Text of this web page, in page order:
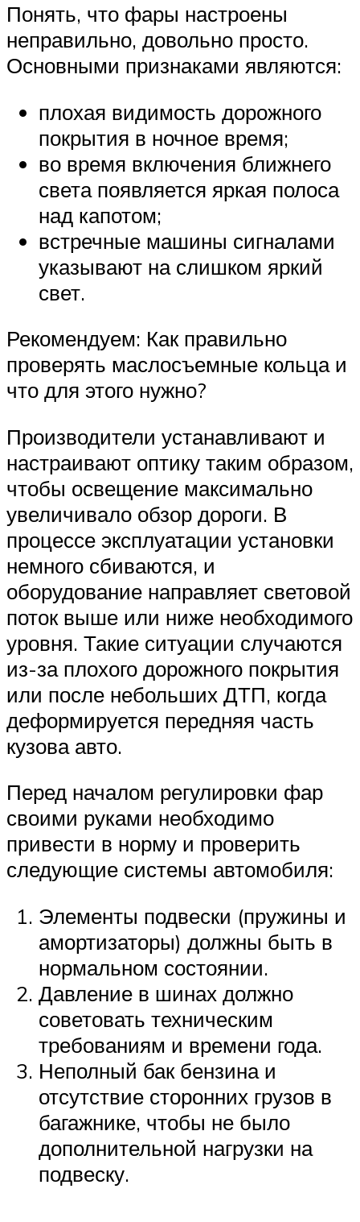
Понять, что фары настроены
неправильно, довольно просто.
Основными признаками являются:
плохая видимость дорожного
покрытия в ночное время;
во время включения ближнего
света появляется яркая полоса
над капотом;
встречные машины сигналами
указывают на слишком яркий
свет.
Рекомендуем: Как правильно
проверять маслосъемные кольца и
что для этого нужно?
Производители устанавливают и
настраивают оптику таким образом,
чтобы освещение максимально
увеличивало обзор дороги. В
процессе эксплуатации установки
немного сбиваются, и
оборудование направляет световой
поток выше или ниже необходимого
уровня. Такие ситуации случаются
из-за плохого дорожного покрытия
или после небольших ДТП, когда
деформируется передняя часть
кузова авто.
Перед началом регулировки фар
своими руками необходимо
привести в норму и проверить
следующие системы автомобиля:
Элементы подвески (пружины и
амортизаторы) должны быть в
нормальном состоянии.
Давление в шинах должно
советовать техническим
требованиям и времени года.
Неполный бак бензина и
отсутствие сторонних грузов в
багажнике, чтобы не было
дополнительной нагрузки на
подвеску.